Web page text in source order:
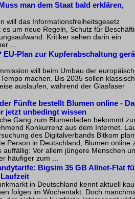
man dem Staat bald erklären,
will das Informationsfreiheitsgesetz
um neue Regeln, Schutz für
Kritiker sehen darin ein
...
EU-Plan zur Kupferabschaltung
will beim Umbau der
machen. Bis 2035 sollen
auslaufen, während der Glasfaser
Fünfte bestellt Blumen online -
jetzt unbedingt wissen
Gang zum Blumenladen bekommt
Konkurrenz aus dem Internet.
des Digitalverbands Bitkom
Person in Deutschland, Blumen online
auffällig: Vor allem jüngere Menschen
häufiger zum ...
Bigsim 35 GB Allnet-Flat
in Deutschland kennt aktuell
folgen im Wochentakt. Doch